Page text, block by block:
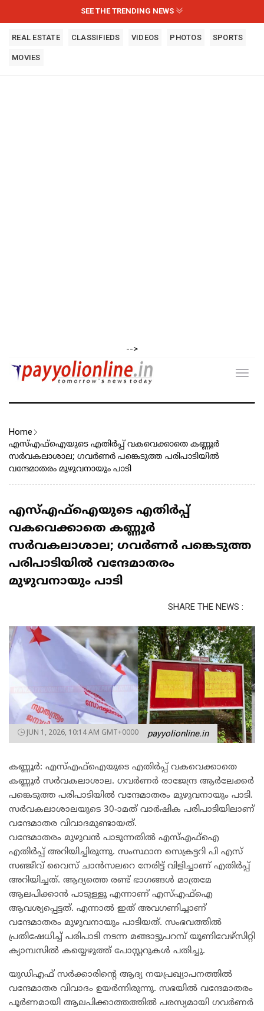
SEE THE TRENDING NEWS
REAL ESTATE CLASSIFIEDS VIDEOS PHOTOS SPORTS
MOVIES
-->
Home
എസ്എഫ്‌ഐയുടെ എതിർപ്പ് വകവെക്കാതെ കണ്ണൂർ
സർവകലാശാല; ഗവർണർ പങ്കെടുത്ത പരിപാടിയിൽ
വന്ദേമാതരം മുഴുവനായും പാടി
എസ്എഫ്‌ഐയുടെ എതിർപ്പ്
വകവെക്കാതെ കണ്ണൂർ
സർവകലാശാല; ഗവർണർ പങ്കെടുത്ത
പരിപാടിയിൽ വന്ദേമാതരം
മുഴുവനായും പാടി
SHARE THE NEWS :
JUN 1, 2026, 10:14 AM GMT+0000 payyolionline.in
കണ്ണൂർ: എസ്എഫ്‌ഐയുടെ എതിർപ്പ് വകവെക്കാതെ
കണ്ണൂർ സർവകലാശാല. ഗവർണർ രാജേന്ദ്ര ആർലേക്കർ
പങ്കെടുത്ത പരിപാടിയിൽ വന്ദേമാതരം മുഴുവനായും പാടി.
സർവകലാശാലയുടെ 30-ാമത് വാർഷിക പരിപാടിയിലാണ്
വന്ദേമാതര വിവാദമുണ്ടായത്.
വന്ദേമാതരം മുഴുവൻ പാടുന്നതിൽ എസ്എഫ്‌ഐ
എതിർപ്പ് അറിയിച്ചിരുന്നു. സംസ്ഥാന സെക്രട്ടറി പി എസ്
സഞ്ജീവ് വൈസ് ചാൻസലറെ നേരിട്ട് വിളിച്ചാണ് എതിർപ്പ്
അറിയിച്ചത്. ആദ്യത്തെ രണ്ട് ഭാഗങ്ങൾ മാത്രമേ
ആലപിക്കാൻ പാടുള്ളൂ എന്നാണ് എസ്എഫ്‌ഐ
ആവശ്യപ്പെട്ടത്. എന്നാൽ ഇത് അവഗണിച്ചാണ്
വന്ദേമാതരം മുഴുവനായും പാടിയത്. സംഭവത്തിൽ
പ്രതിഷേധിച്ച് പരിപാടി നടന്ന മങ്ങാട്ടുപറമ്പ് യൂണിവേഴ്‌സിറ്റി
ക്യാമ്പസിൽ കയ്യെഴുത്ത് പോസ്റ്ററുകൾ പതിച്ചു.
യുഡിഎഫ് സർക്കാരിന്റെ ആദ്യ നയപ്രഖ്യാപനത്തിൽ
വന്ദേമാതര വിവാദം ഉയർന്നിരുന്നു. സഭയിൽ വന്ദേമാതരം
പൂർണമായി ആലപിക്കാത്തത്തിൽ പരസ്യമായി ഗവർണർ